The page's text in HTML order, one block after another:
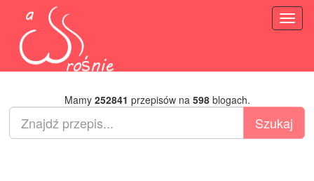
Mamy 252841 przepisów na 598blogach.